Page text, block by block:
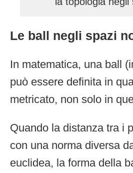
Le ball negli spazi
In matematica, una ball
può essere definita in
metricato, non solo in
Quando la distanza tra i
con una norma diversa
euclidea, la forma della